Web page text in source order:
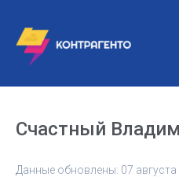
Счастный
Данные обновлены: 07 августа